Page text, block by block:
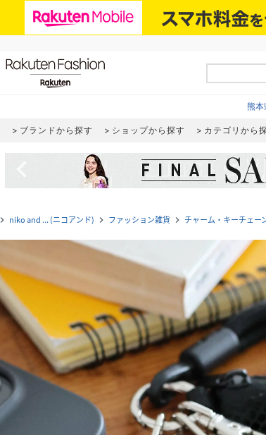
熊本
ブランドから探す ショップから探す カテゴリから
navigate_next niko and ... (ニコアンド) navigate_next ファッション雑貨 navigate_next チャーム・キーチェー